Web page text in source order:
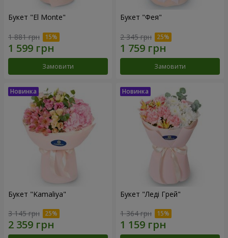
Букет "El Monte"
1 881 грн
Замовити
Букет "Фея"
2 345 грн
Замовити
Букет "Kamaliya"
3 145 грн
Букет "Леді Грей"
1 364 грн